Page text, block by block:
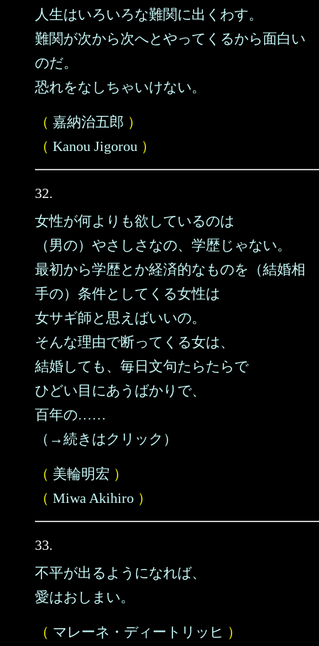
人生はいろいろな難関に出くわす。
難関が次から次へとやってくるから面白い
のだ。
恐れをなしちゃいけない。
（ 嘉納治五郎 ）
（ Kanou Jigorou ）
32.
女性が何よりも欲しているのは
（男の）やさしさなの、学歴じゃない。
最初から学歴とか経済的なものを（結婚相
手の）条件としてくる女性は
女サギ師と思えばいいの。
そんな理由で断ってくる女は、
結婚しても、毎日文句たらたらで
ひどい目にあうばかりで、
百年の……
（→続きはクリック）
（ 美輪明宏 ）
（ Miwa Akihiro ）
33.
不平が出るようになれば、
愛はおしまい。
（ マレーネ・ディートリッヒ ）